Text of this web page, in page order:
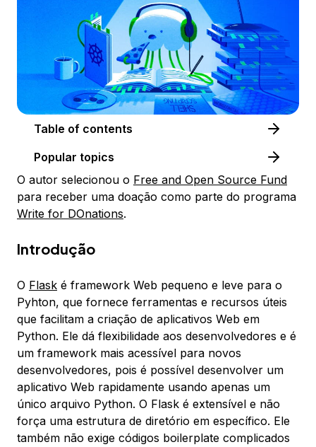
Table of contents
Popular topics
O autor selecionou o Free and Open Source Fund
para receber uma doação como parte do programa
Write for DOnations.
Introdução
O Flask é framework Web pequeno e leve para o
Pyhton, que fornece ferramentas e recursos úteis
que facilitam a criação de aplicativos Web em
Python. Ele dá flexibilidade aos desenvolvedores e é
um framework mais acessível para novos
desenvolvedores, pois é possível desenvolver um
aplicativo Web rapidamente usando apenas um
único arquivo Python. O Flask é extensível e não
força uma estrutura de diretório em específico. Ele
também não exige códigos boilerplate complicados